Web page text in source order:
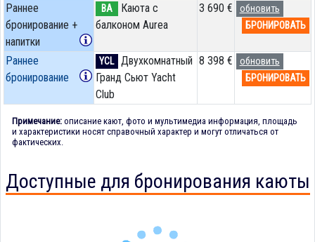
Раннее
бронирование +
напитки
BA
Каюта с
балконом Aurea
3 690 €
обновить
БРОНИРОВАТЬ
Раннее
бронирование
YCL
Двухкомнатный
Гранд Сьют Yacht
Club
8 398 €
обновить
БРОНИРОВАТЬ
Примечание: описание кают, фото и мультимедиа информация, площадь
и характеристики носят справочный характер и могут отличаться от
фактических.
Доступные для бронирования каюты